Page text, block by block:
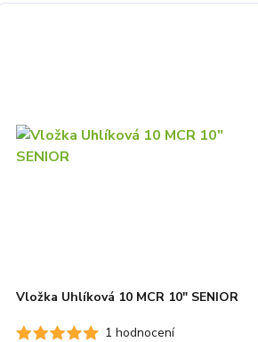
1 hodnocení
Vložka Uhlíková 10 MCR 10" SENIOR